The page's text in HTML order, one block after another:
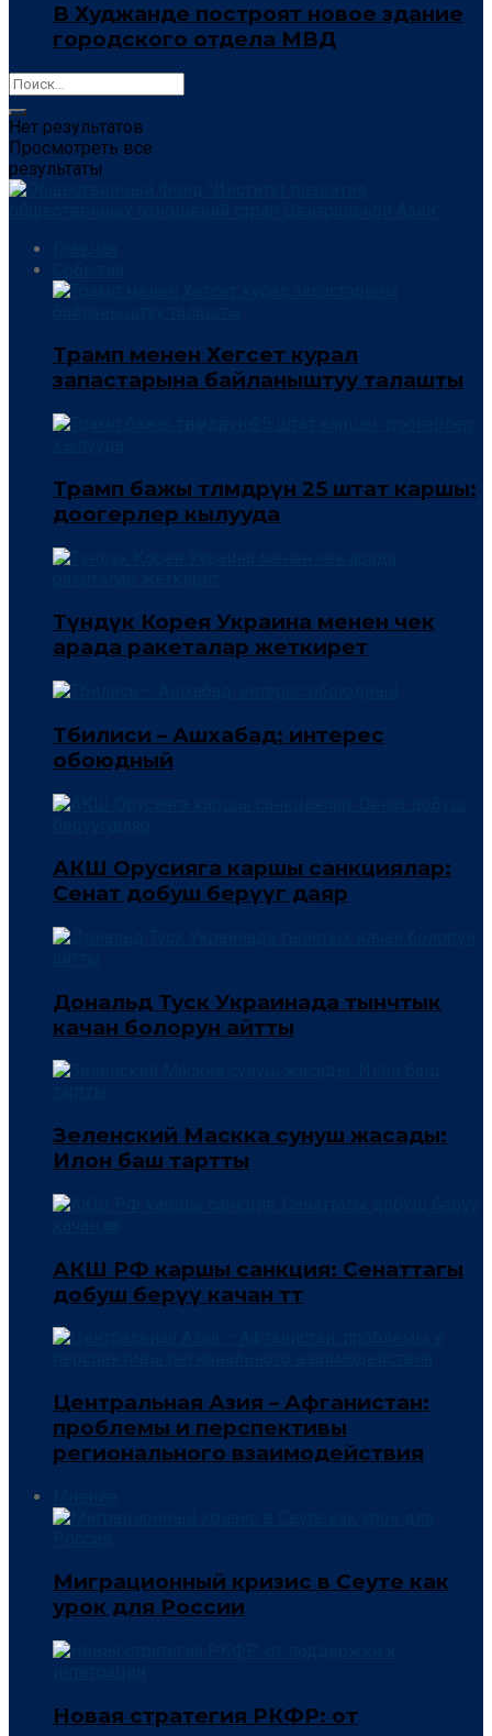
В Худжанде построят новое здание
городского отдела МВД
Нет результатов
Просмотреть все
результаты
Трамп менен Хегсет курал
запастарына байланыштуу талашты
Трамп бажы төлөмдөрүнө 25 штат каршы:
доогерлер кылууда
Түндүк Корея Украина менен чек
арада ракеталар жеткирет
Тбилиси – Ашхабад: интерес
обоюдный
АКШ Орусияга каршы санкциялар:
Сенат добуш берүүгө даяр
Дональд Туск Украинада тынчтык
качан болорун айтты
Зеленский Маскка сунуш жасады:
Илон баш тартты
АКШ РФ каршы санкция: Сенаттагы
добуш берүү качан өтөт
Центральная Азия – Афганистан:
проблемы и перспективы
регионального взаимодействия
Миграционный кризис в Сеуте как
урок для России
Новая стратегия РКФР: от